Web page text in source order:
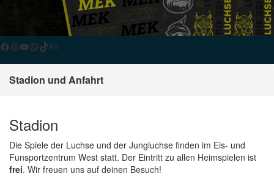
Facebook
Instagram
YouTube
WhatsApp
TikTok
E-Mail
Stadion und Anfahrt
Stadion
Die Spiele der Luchse und der Jungluchse finden im Eis- und
Funsportzentrum West statt. Der Eintritt zu allen Heimspielen ist
frei. Wir freuen uns auf deinen Besuch!